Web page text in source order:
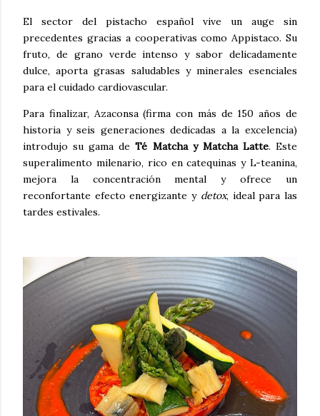
El sector del pistacho español vive un auge sin
precedentes gracias a cooperativas como Appistaco. Su
fruto, de grano verde intenso y sabor delicadamente
dulce, aporta grasas saludables y minerales esenciales
para el cuidado cardiovascular.
Para finalizar, Azaconsa (firma con más de 150 años de
historia y seis generaciones dedicadas a la excelencia)
introdujo su gama deTé Matcha y Matcha Latte. Este
superalimento milenario, rico en catequinas y L-teanina,
mejora la concentración mental y ofrece un
reconfortante efecto energizante y detox, ideal para las
tardes estivales.